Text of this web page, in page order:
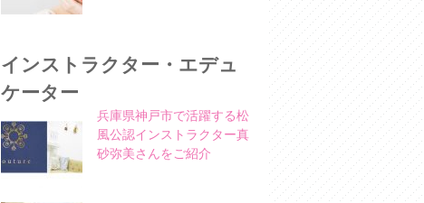
インストラクター・エデュ
ケーター
兵庫県神戸市で活躍する松
風公認インストラクター真
砂弥美さんをご紹介